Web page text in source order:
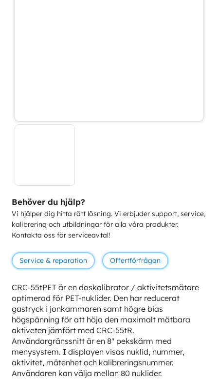
Behöver du hjälp?
Vi hjälper dig hitta rätt lösning. Vi erbjuder support, service,
kalibrering och utbildningar för alla våra produkter.
Kontakta oss för serviceavtal!
Service & reparation Offertförfrågan
CRC-55tPET är en doskalibrator / aktivitetsmätare
optimerad för PET-nuklider. Den har reducerat
gastryck i jonkammaren samt högre bias
högspänning för att höja den maximalt mätbara
aktiveten jämfört med CRC-55tR.
Användargränssnitt är en 8″ pekskärm med
menysystem. I displayen visas nuklid, nummer,
aktivitet, mätenhet och kalibreringsnummer.
Användaren kan välja mellan 80 nuklider.